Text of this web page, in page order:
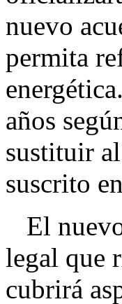
nuevo
permita
años
sustituir
suscrito
El
legal que
cubrirá